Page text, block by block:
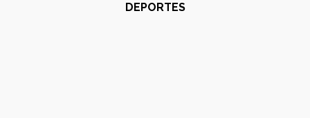
DEPORTES